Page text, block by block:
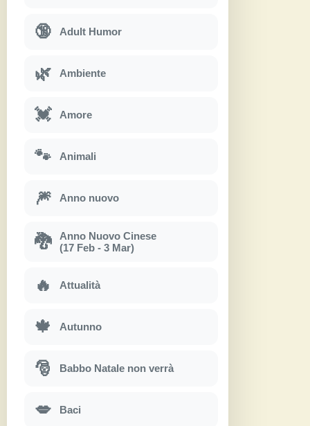
🔞 Adult Humor
🌿 Ambiente
💓 Amore
🐾 Animali
🎆 Anno nuovo
🐉
Anno Nuovo Cinese
(17 Feb - 3 Mar)
🔥 Attualità
🍁 Autunno
🎅 Babbo Natale non verrà
💋 Baci